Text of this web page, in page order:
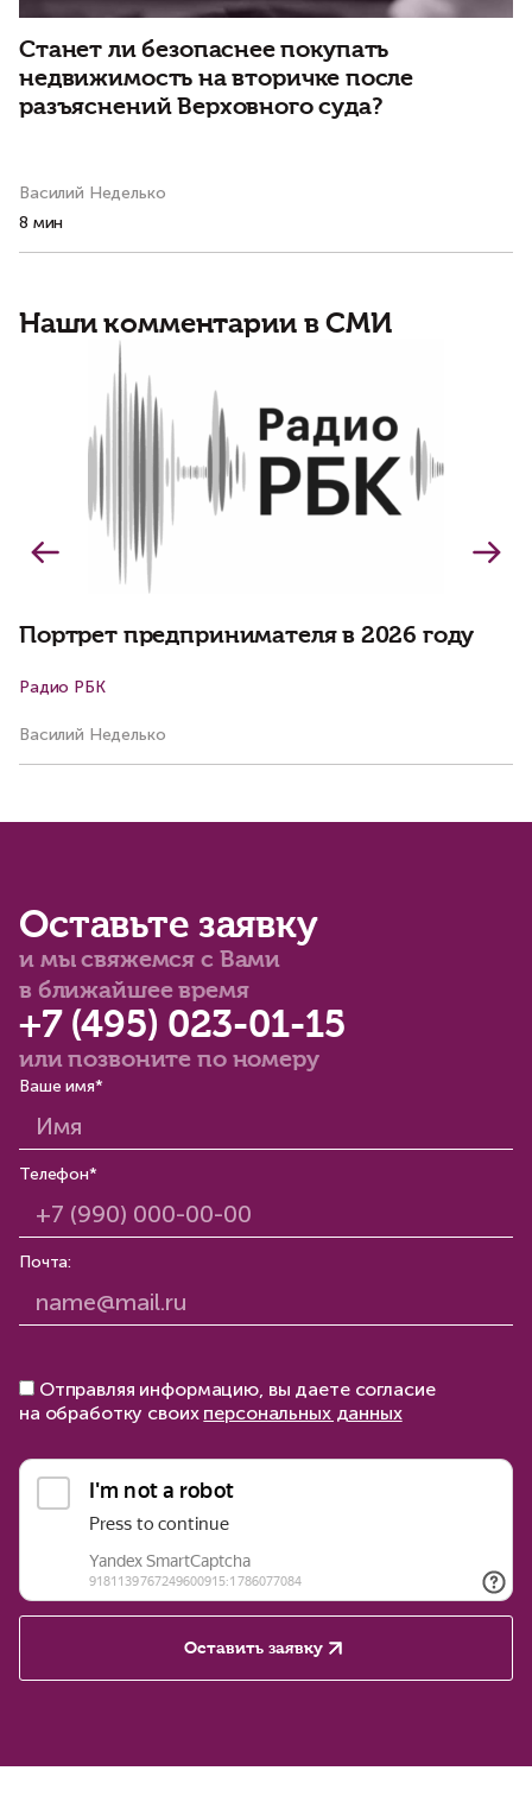
Станет ли безопаснее покупать
недвижимость на вторичке после
разъяснений Верховного суда?
Василий Неделько
8 мин
Наши комментарии в СМИ
Портрет предпринимателя в 2026 году
Радио РБК
Василий Неделько
Оставьте заявку
и мы свяжемся с Вами
в ближайшее время
+7 (495) 023-01-15
или позвоните по номеру
Ваше имя*
Телефон*
Почта:
Отправляя информацию, вы даете согласие
на обработку своих персональных данных
Оставить заявку